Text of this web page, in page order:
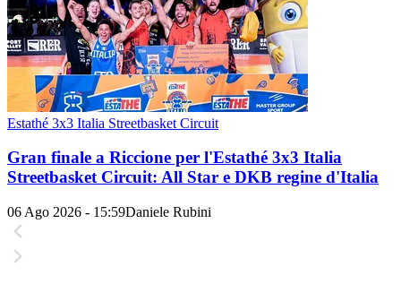
Estathé 3x3 Italia Streetbasket Circuit
Gran finale a Riccione per l'Estathé 3x3 Italia
Streetbasket Circuit: All Star e DKB regine d'Italia
06 Ago 2026 - 15:59Daniele Rubini